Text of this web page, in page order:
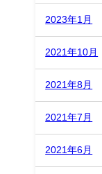
2023年1月
2021年10月
2021年8月
2021年7月
2021年6月